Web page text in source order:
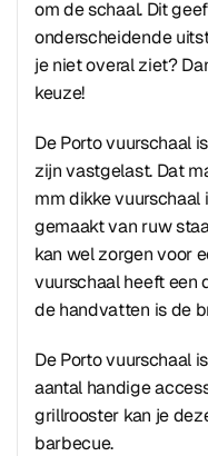
om de schaal. Dit
onderscheidende
je niet overal ziet?
keuze!
De Porto vuurschaal
zijn vastgelast. Dat
mm dikke vuurschaal
gemaakt van ruw
kan wel zorgen voor
vuurschaal heeft een
de handvatten is de
De Porto vuurschaal
aantal handige
grillrooster kan je
barbecue.